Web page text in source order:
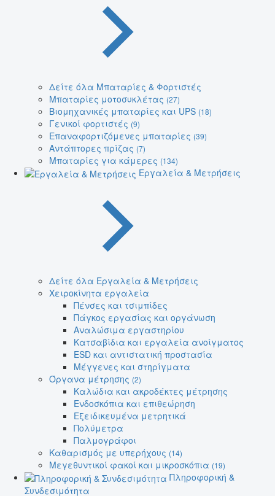
Δείτε όλα Μπαταρίες & Φορτιστές
Μπαταρίες μοτοσυκλέτας (27)
Βιομηχανικές μπαταρίες και UPS (18)
Γενικοί φορτιστές (9)
Επαναφορτιζόμενες μπαταρίες (39)
Αντάπτορες πρίζας (7)
Μπαταρίες για κάμερες (134)
Εργαλεία & Μετρήσεις
Δείτε όλα Εργαλεία & Μετρήσεις
Χειροκίνητα εργαλεία
Πένσες και τσιμπίδες
Πάγκος εργασίας και οργάνωση
Αναλώσιμα εργαστηρίου
Κατσαβίδια και εργαλεία ανοίγματος
ESD και αντιστατική προστασία
Μέγγενες και στηρίγματα
Όργανα μέτρησης (2)
Καλώδια και ακροδέκτες μέτρησης
Ενδοσκόπια και επιθεώρηση
Εξειδικευμένα μετρητικά
Πολύμετρα
Παλμογράφοι
Καθαρισμός με υπερήχους (14)
Μεγεθυντικοί φακοί και μικροσκόπια (19)
Πληροφορική &
Συνδεσιμότητα